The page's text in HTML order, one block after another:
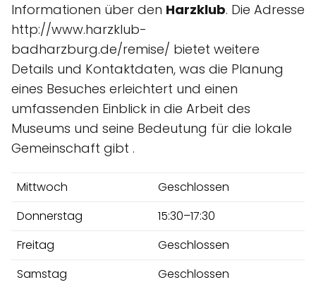
Informationen über den Harzklub. Die Adresse
http://www.harzklub-
badharzburg.de/remise/ bietet weitere
Details und Kontaktdaten, was die Planung
eines Besuches erleichtert und einen
umfassenden Einblick in die Arbeit des
Museums und seine Bedeutung für die lokale
Gemeinschaft gibt .
Mittwoch
Geschlossen
Donnerstag
15:30–17:30
Freitag
Geschlossen
Samstag
Geschlossen